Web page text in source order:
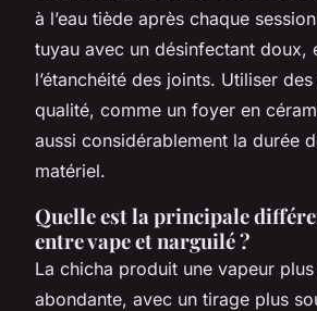
à l’eau tiède après chaque
tuyau avec un désinfectant doux,
l’étanchéité des joints. Utiliser
qualité, comme un foyer en
aussi considérablement la durée
matériel.
Quelle est la principale
entre vape et narguilé ?
La chicha produit une vapeur
abondante, avec un tirage plus